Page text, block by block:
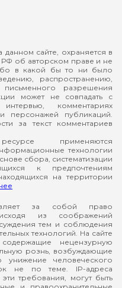
сайте, охраняется в
РФ об авторском праве и не
в какой бы то ни было
распространению,
разрешения
может не совпадать с
комментариях
персонажей публикаций.
за текст комментариев
применяются
технологии
сбора, систематизации
к предпочтениям
на территории
за собой право
из соображений
тем и соблюдения
технологий. На сайте
нецензурную
рознь, возбуждающие
человеческого
не по теме. IP-адреса
требования, могут быть